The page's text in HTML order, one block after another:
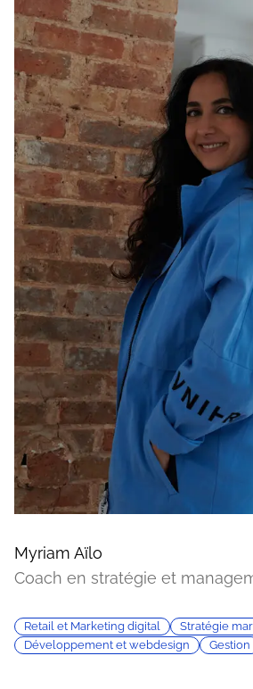
Myriam Aïlo
Coach en stratégie et
Retail et Marketing digital
Stratégie
Développement et webdesign
Gestion